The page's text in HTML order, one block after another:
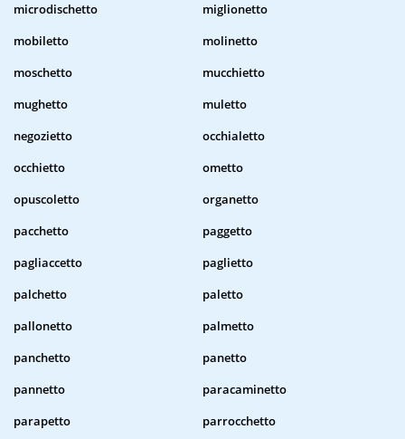
microdischetto
miglionetto
mobiletto
molinetto
moschetto
mucchietto
mughetto
muletto
negozietto
occhialetto
occhietto
ometto
opuscoletto
organetto
pacchetto
paggetto
pagliaccetto
paglietto
palchetto
paletto
pallonetto
palmetto
panchetto
panetto
pannetto
paracaminetto
parapetto
parrocchetto